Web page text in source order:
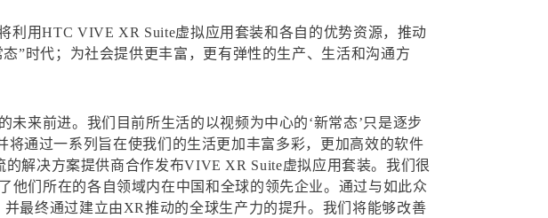
利用HTC VIVE XR Suite虚拟应用套装和各自的优势资源，推动
”时代；为社会提供更丰富，更有弹性的生产、生活和沟通方
来前进。我们目前所生活的以视频为中心的‘新常态’只是逐步
通过一系列旨在使我们的生活更加丰富多彩，更加高效的软件
解决方案提供商合作发布VIVE XR Suite虚拟应用套装。我们很
他们所在的各自领域内在中国和全球的领先企业。通过与如此众
最终通过建立由XR推动的全球生产力的提升。我们将能够改善